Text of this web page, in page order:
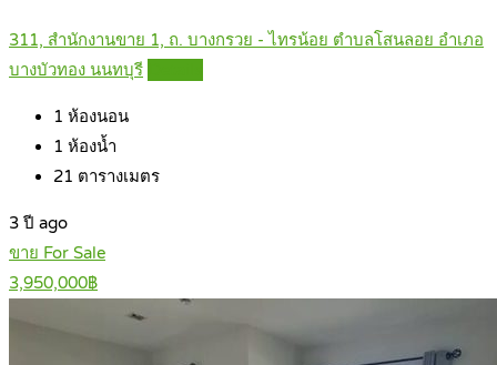
311, สำนักงานขาย 1, ถ. บางกรวย - ไทรน้อย ตำบลโสนลอย อำเภอ
บางบัวทอง นนทบุรี
1 ห้องนอน
1 ห้องน้ำ
21 ตารางเมตร
3 ปี ago
ขาย For Sale
3,950,000฿